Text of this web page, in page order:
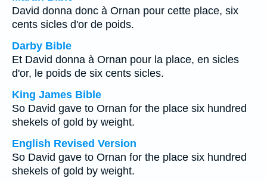
David donna donc à Ornan pour cette place, six
cents sicles d'or de poids.
Darby Bible
Et David donna à Ornan pour la place, en sicles
d'or, le poids de six cents sicles.
King James Bible
So David gave to Ornan for the place six hundred
shekels of gold by weight.
English Revised Version
So David gave to Ornan for the place six hundred
shekels of gold by weight.